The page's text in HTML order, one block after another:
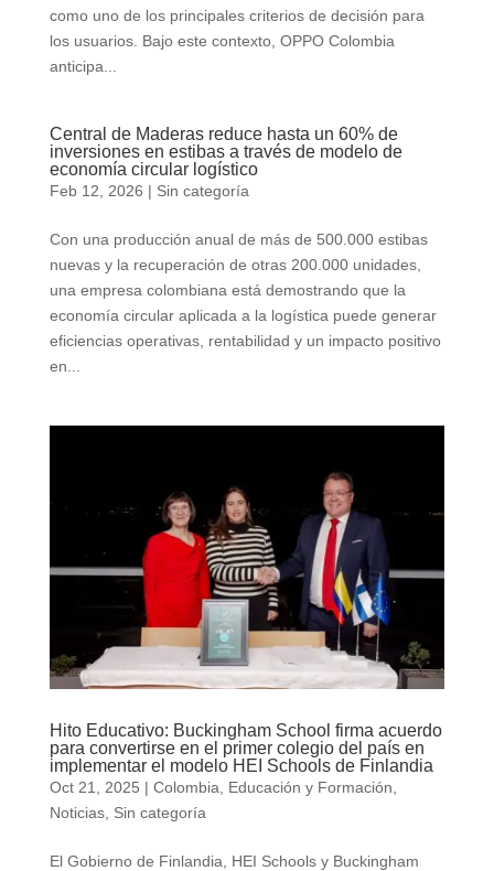
como uno de los principales criterios de decisión para
los usuarios. Bajo este contexto, OPPO Colombia
anticipa...
Central de Maderas reduce hasta un 60% de
inversiones en estibas a través de modelo de
economía circular logístico
Feb 12, 2026 | Sin categoría
Con una producción anual de más de 500.000 estibas
nuevas y la recuperación de otras 200.000 unidades,
una empresa colombiana está demostrando que la
economía circular aplicada a la logística puede generar
eficiencias operativas, rentabilidad y un impacto positivo
en...
Hito Educativo: Buckingham School firma acuerdo
para convertirse en el primer colegio del país en
implementar el modelo HEI Schools de Finlandia
Oct 21, 2025 | Colombia Educación y Formación
Noticias, Sin categoría
El Gobierno de Finlandia, HEI Schools y Buckingham